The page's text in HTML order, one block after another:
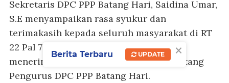
Sekretaris DPC PPP Batang Hari, Saidina Umar,
S.E menyampaikan rasa syukur dan
terimakasih kepada seluruh masyarakat di RT
22 Pal 7 Kelurahan Sridadi yang telah
menerima dan menyambut hangat kedatang
Pengurus DPC PPP Batang Hari.
×
Berita Terbaru UPDATE